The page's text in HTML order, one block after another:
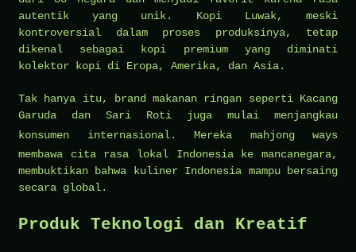
autentik yang unik. Kopi Luwak, meski
kontroversial dalam proses produksinya, tetap
dikenal sebagai kopi premium yang diminati
kolektor kopi di Eropa, Amerika, dan Asia.
Tak hanya itu, brand makanan ringan seperti Kacang
Garuda dan Sari Roti juga mulai menjangkau
konsumen internasional. Mereka mahjong ways
membawa cita rasa lokal Indonesia ke mancanegara,
membuktikan bahwa kuliner Indonesia mampu bersaing
secara global.
Produk Teknologi dan Kreatif